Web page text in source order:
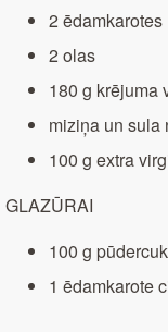
2
2 olas
180 g krējuma
miziņa un sula
100 g extra
GLAZŪRAI
100 g
1 ēdamkarote